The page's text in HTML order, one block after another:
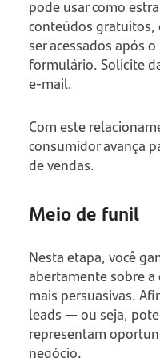
pode usar como
conteúdos gratuitos,
ser acessados após
formulário. Solicite
e-mail.
Com este
consumidor avança
de vendas.
Meio de funil
Nesta etapa, você
abertamente sobre
mais persuasivas.
leads — ou seja,
representam
negócio.